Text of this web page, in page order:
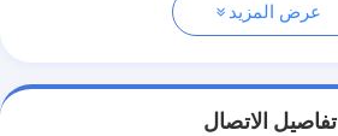
عرض المزيد
تفاصيل الاتصال